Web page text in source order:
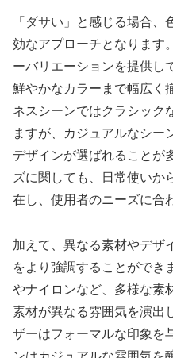
「ダサい」と感じる場合
効なアプローチとなります
ーバリエーションを提供し
鮮やかなカラーまで幅広く
ネスシーンではクラシック
ますが、カジュアルなシー
デザインが選ばれることが
ズに関しても、日常使いか
在し、使用者のニーズに合
加えて、異なる素材やデザ
をより強調することができ
やナイロンなど、多様な素
素材が異なる雰囲気を演出
ザーはフォーマルな印象を